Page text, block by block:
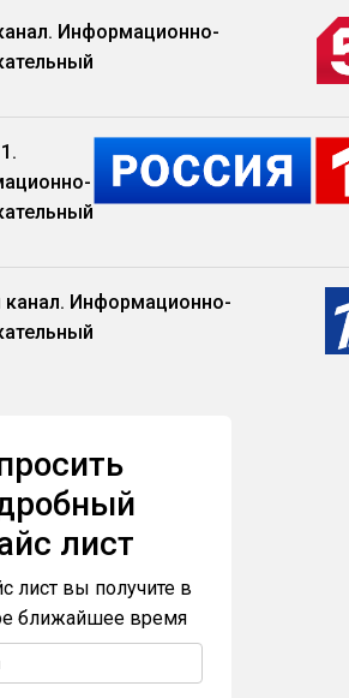
Информационно-
Информационно-
лист
лист вы получите в
ближайшее время